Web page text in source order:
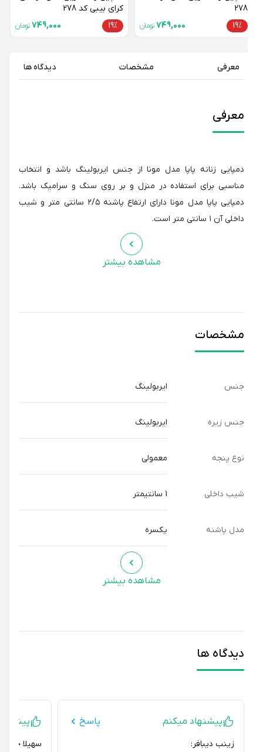
749,000تومان
کرای بیبی کد 278
749,000تومان
معرفی مشخصات دیدگاه ها
معرفی
دمپایی زنانه پاپا مدل مونا از جنس ایربولینگ باشد و انتخاب
مناسبی برای استفاده در منزل و بر روی سنگ و سرامیک باشد.
دمپایی پاپا مدل مونا دارای ارتفاع پاشنه ۲/۵ سانتی متر و شیب
داخلی آن ۱ سانتی متر است.
مشاهده بیشتر
مشخصات
جنس ایربولینگ
جنس زیره ایربولینگ
نوع پنجه معمولی
شیب داخلی
مدل پاشنه یکسره
مشاهده بیشتر
دیدگاه ها
پیشنهاد میکنم پاسخ
زینب دیبافر:
پیشنهاد
سهیلا حیدری: